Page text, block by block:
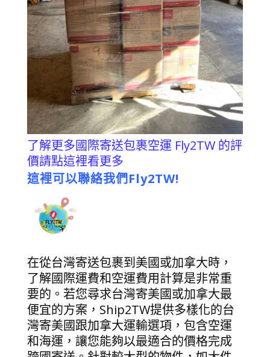
了解更多國際寄送包裹空運 Fly2TW 的評
價請點這裡看更多
這裡可以聯絡我們Fly2TW!
在從台灣寄送包裹到美國或加拿大時，
了解國際運費和空運費用計算是非常重
要的。若您尋求台灣寄美國或加拿大最
便宜的方案，Ship2TW提供多樣化的台
灣寄美國跟加拿大運輸選項，包含空運
和海運，讓您能夠以最適合的價格完成